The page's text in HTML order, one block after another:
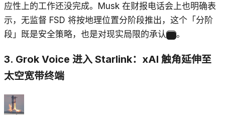
应性上的工作还没完成。Musk 在财报电话会上也明确表
示，无监督 FSD 将按地理位置分阶段推出，这个「分阶
段」既是安全策略，也是对现实局限的承认
。
3. Grok Voice 进入 Starlink：xAI 触角延伸至
太空宽带终端